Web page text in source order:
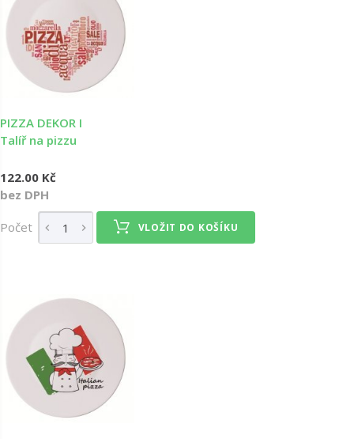
PIZZA DEKOR I
Talíř na pizzu
122.00 Kč
bez DPH
Počet VLOŽIT DO KOŠÍKU